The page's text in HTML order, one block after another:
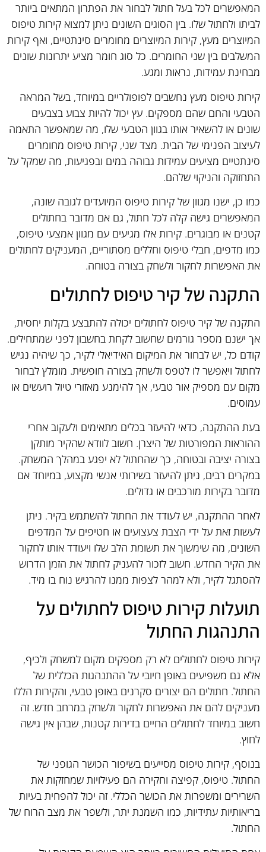
המאפשרים לכל בעל חתול לבחור את הפתרון המתאים ביותר
לביתו ולחתול שלו. בין הסוגים השונים ניתן למצוא קירות טיפוס
המיוצרים מעץ, קירות המיוצרים מחומרים סינתטיים, ואף קירות
המשלבים בין שני החומרים. כל סוג חומר מציע יתרונות שונים
מבחינת עמידות, נראות ומגע.
קירות טיפוס מעץ נחשבים לפופולריים במיוחד, בשל המראה
הטבעי והחם שהם מספקים. עץ יכול להיות צבוע בצבעים
שונים או להשאיר אותו בגוון הטבעי שלו, מה שמאפשר התאמה
לעיצוב הפנימי של הבית. מצד שני, קירות טיפוס מחומרים
סינתטיים מציעים עמידות גבוהה במים ובפגיעות, מה שמקל על
התחזוקה והניקוי שלהם.
כמו כן, ישנו מגוון של קירות טיפוס המיועדים לגובה שונה,
המאפשרים גישה קלה לכל חתול, גם אם מדובר בחתולים
קטנים או מבוגרים. קירות אלו מגיעים עם מגוון אמצעי טיפוס,
כמו מדפים, חבלי טיפוס וחללים מסתוריים, המעניקים לחתולים
את האפשרות לחקור ולשחק בצורה בטוחה.
התקנה של קיר טיפוס לחתולים
התקנה של קיר טיפוס לחתולים יכולה להתבצע בקלות יחסית,
אך ישנם מספר גורמים שחשוב לקחת בחשבון לפני שמתחילים.
קודם כל, יש לבחור את המיקום האידיאלי לקיר, כך שיהיה נגיש
לחתול ויאפשר לו לטפס ולשחק בצורה חופשית. מומלץ לבחור
מקום עם מספיק אור טבעי, אך להימנע מאזורי טיול רועשים או
עמוסים.
בעת ההתקנה, כדאי להיעזר בכלים מתאימים ולעקוב אחרי
ההוראות המפורטות של היצרן. חשוב לוודא שהקיר מותקן
בצורה יציבה ובטוחה, כך שהחתול לא יפגע במהלך המשחק.
במקרים רבים, ניתן להיעזר בשירותי אנשי מקצוע, במיוחד אם
מדובר בקירות מורכבים או גדולים.
לאחר ההתקנה, יש לעודד את החתול להשתמש בקיר. ניתן
לעשות זאת על ידי הצבת צעצועים או חטיפים על המדפים
השונים, מה שימשוך את תשומת הלב שלו ויעודד אותו לחקור
את הקיר החדש. חשוב לזכור להעניק לחתול את הזמן הדרוש
להסתגל לקיר, ולא למהר לצפות ממנו להרגיש נוח בו מיד.
תועלות קירות טיפוס לחתולים על
התנהגות החתול
קירות טיפוס לחתולים לא רק מספקים מקום למשחק ולכיף,
אלא גם משפיעים באופן חיובי על ההתנהגות הכללית של
החתול. חתולים הם יצורים סקרנים באופן טבעי, והקירות הללו
מעניקים להם את האפשרות לחקור ולשחק במרחב חדש. זה
חשוב במיוחד לחתולים החיים בדירות קטנות, שבהן אין גישה
לחוץ.
בנוסף, קירות טיפוס מסייעים בשיפור הכושר הגופני של
החתול. טיפוס, קפיצה וחקירה הם פעילויות שמחזקות את
השרירים ומשפרות את הכושר הכללי. זה יכול להפחית בעיות
בריאותיות עתידיות, כמו השמנת יתר, ולשפר את מצב הרוח של
החתול.